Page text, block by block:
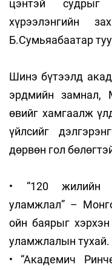
цэнтэй
хүрээлэнгийн
Б.Сумьяабаатар
Шинэ бүтээлд
эрдмийн замнал,
өвийг хамгаалж
үйлсийг
дөрвөн гол
• “120 жилийн
уламжлал” –
ойн баярыг
уламжлалын тухай.
• “Академич